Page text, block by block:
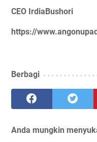
CEO IrdiaBushori
https://
Berbagi
Anda mungkin